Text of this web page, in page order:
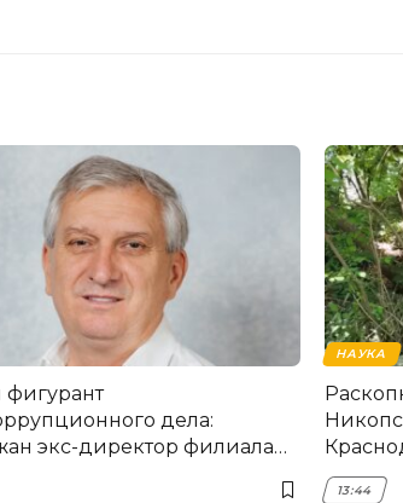
дела:
экс-директор филиала
НАУКА
13:44